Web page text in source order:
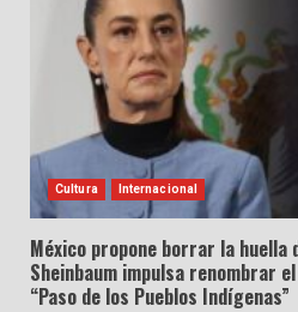
Cultura Internacional
México propone borrar la huella
Sheinbaum impulsa renombrar
“Paso de los Pueblos Indígenas”